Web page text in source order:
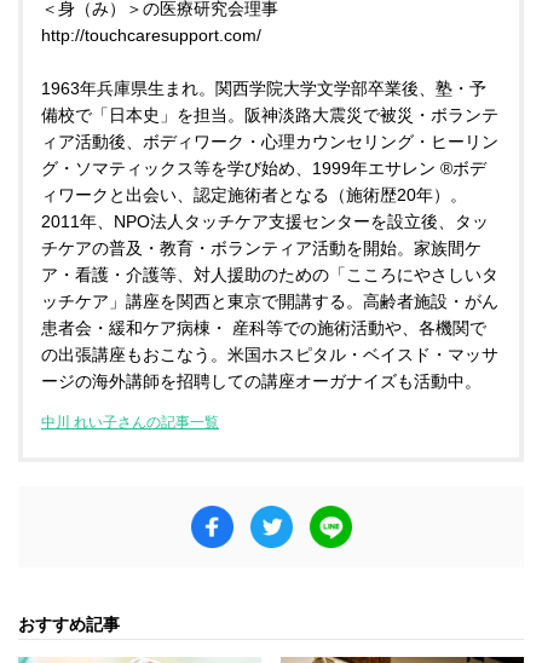
＜身（み）＞の医療研究会理事
http://touchcaresupport.com/
1963年兵庫県生まれ。関西学院大学文学部卒業後、塾・予
備校で「日本史」を担当。阪神淡路大震災で被災・ボランテ
ィア活動後、ボディワーク・心理カウンセリング・ヒーリン
グ・ソマティックス等を学び始め、1999年エサレン ®ボデ
ィワークと出会い、認定施術者となる（施術歴20年）。
2011年、NPO法人タッチケア支援センターを設立後、タッ
チケアの普及・教育・ボランティア活動を開始。家族間ケ
ア・看護・介護等、対人援助のための「こころにやさしいタ
ッチケア」講座を関西と東京で開講する。高齢者施設・がん
患者会・緩和ケア病棟・ 産科等での施術活動や、各機関で
の出張講座もおこなう。米国ホスピタル・ベイスド・マッサ
ージの海外講師を招聘しての講座オーガナイズも活動中。
中川 れい子さんの記事一覧
おすすめ記事